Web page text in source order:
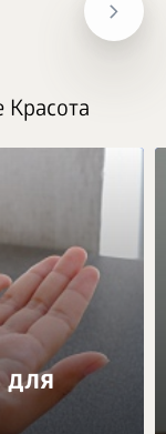
Красота
для